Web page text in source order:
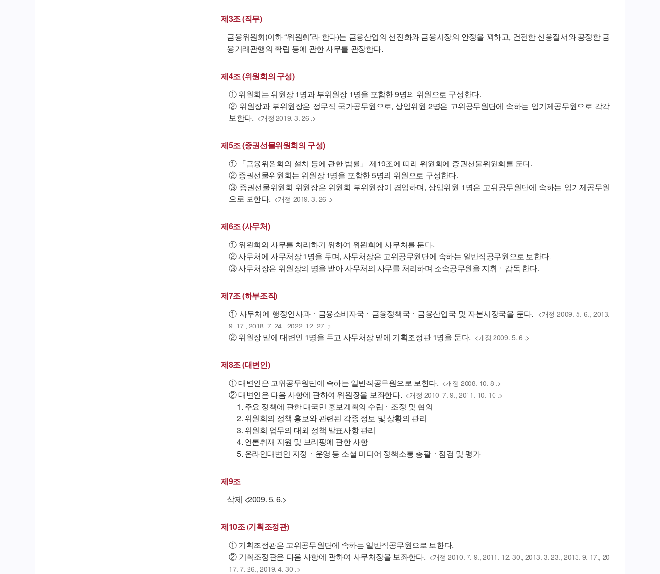
제3조 (직무)
금융위원회(이하 “위원회”라 한다)는 금융산업의 선진화와 금융시장의 안정을 꾀하고, 건전한 신용질서와 공정한 금
융거래관행의 확립 등에 관한 사무를 관장한다.
제4조 (위원회의 구성)
① 위원회는 위원장 1명과 부위원장 1명을 포함한 9명의 위원으로 구성한다.
② 위원장과 부위원장은 정무직 국가공무원으로, 상임위원 2명은 고위공무원단에 속하는 임기제공무원으로 각각
보한다. <개정 2019. 3. 26 .>
제5조 (증권선물위원회의 구성)
① 「금융위원회의 설치 등에 관한 법률」 제19조에 따라 위원회에 증권선물위원회를 둔다.
② 증권선물위원회는 위원장 1명을 포함한 5명의 위원으로 구성한다.
③ 증권선물위원회 위원장은 위원회 부위원장이 겸임하며, 상임위원 1명은 고위공무원단에 속하는 임기제공무원
으로 보한다. <개정 2019. 3. 26 .>
제6조 (사무처)
① 위원회의 사무를 처리하기 위하여 위원회에 사무처를 둔다.
② 사무처에 사무처장 1명을 두며, 사무처장은 고위공무원단에 속하는 일반직공무원으로 보한다.
③ 사무처장은 위원장의 명을 받아 사무처의 사무를 처리하며 소속공무원을 지휘ㆍ감독 한다.
제7조 (하부조직)
① 사무처에 행정인사과ㆍ금융소비자국ㆍ금융정책국ㆍ금융산업국 및 자본시장국을 둔다. <개정 2009. 5. 6., 2013.
9. 17., 2018. 7. 24., 2022. 12. 27 .>
② 위원장 밑에 대변인 1명을 두고 사무처장 밑에 기획조정관 1명을 둔다. <개정 2009. 5. 6 .>
제8조 (대변인)
① 대변인은 고위공무원단에 속하는 일반직공무원으로 보한다. <개정 2008. 10. 8 .>
② 대변인은 다음 사항에 관하여 위원장을 보좌한다. <개정 2010. 7. 9., 2011. 10. 10 .>
1. 주요 정책에 관한 대국민 홍보계획의 수립ㆍ조정 및 협의
2. 위원회의 정책 홍보와 관련된 각종 정보 및 상황의 관리
3. 위원회 업무의 대외 정책 발표사항 관리
4. 언론취재 지원 및 브리핑에 관한 사항
5. 온라인대변인 지정ㆍ운영 등 소셜 미디어 정책소통 총괄ㆍ점검 및 평가
제9조
삭제 <2009. 5. 6.>
제10조 (기획조정관)
① 기획조정관은 고위공무원단에 속하는 일반직공무원으로 보한다.
② 기획조정관은 다음 사항에 관하여 사무처장을 보좌한다. <개정 2010. 7. 9., 2011. 12. 30., 2013. 3. 23., 2013. 9. 17., 20
17. 7. 26., 2019. 4. 30 .>